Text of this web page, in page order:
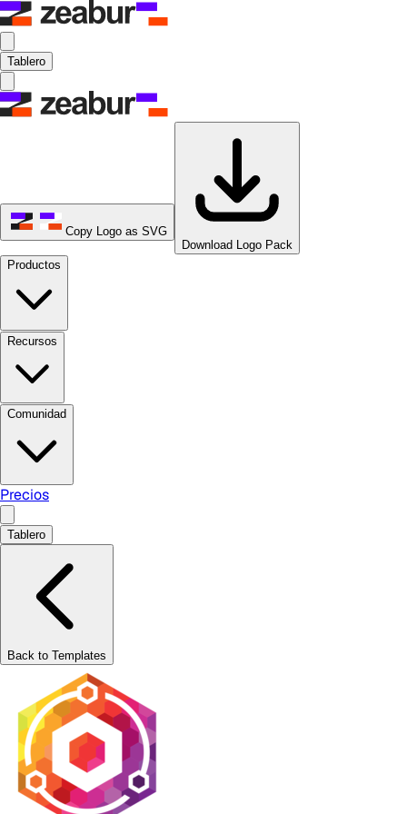
Tablero
Copy Logo as SVG
Download Logo Pack
Productos
Recursos
Comunidad
Precios
Tablero
Back to Templates